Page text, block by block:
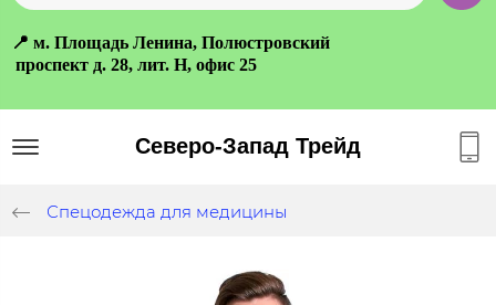
📍 м. Площадь Ленина, Полюстровский
проспект д. 28, лит. Н, офис 25
Северо-Запад Трейд
Спецодежда для медицины